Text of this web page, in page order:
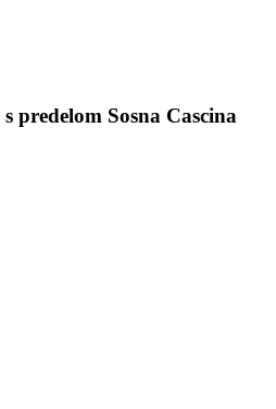
predelom Sosna Cascina